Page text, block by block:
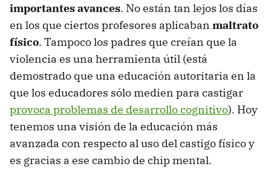
importantes avances. No están tan lejos los días
en los que ciertos profesores aplicaban maltrato
físico. Tampoco los padres que creían que la
violencia es una herramienta útil (está
demostrado que una educación autoritaria en la
que los educadores sólo medien para castigar
provoca problemas de desarrollo cognitivo). Hoy
tenemos una visión de la educación más
avanzada con respecto al uso del castigo físico y
es gracias a ese cambio de chip mental.